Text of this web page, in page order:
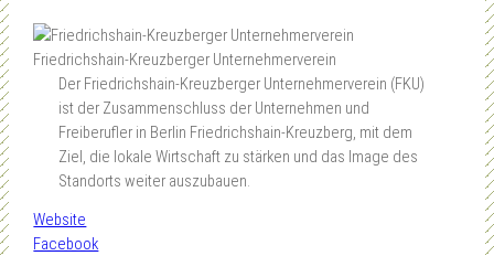
Friedrichshain-Kreuzberger Unternehmerverein
Der Friedrichshain-Kreuzberger Unternehmerverein (FKU)
ist der Zusammenschluss der Unternehmen und
Freiberufler in Berlin Friedrichshain-Kreuzberg, mit dem
Ziel, die lokale Wirtschaft zu stärken und das Image des
Standorts weiter auszubauen.
Website
Facebook